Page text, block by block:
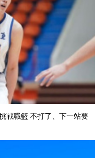
戰職籃 不打了、下一站要